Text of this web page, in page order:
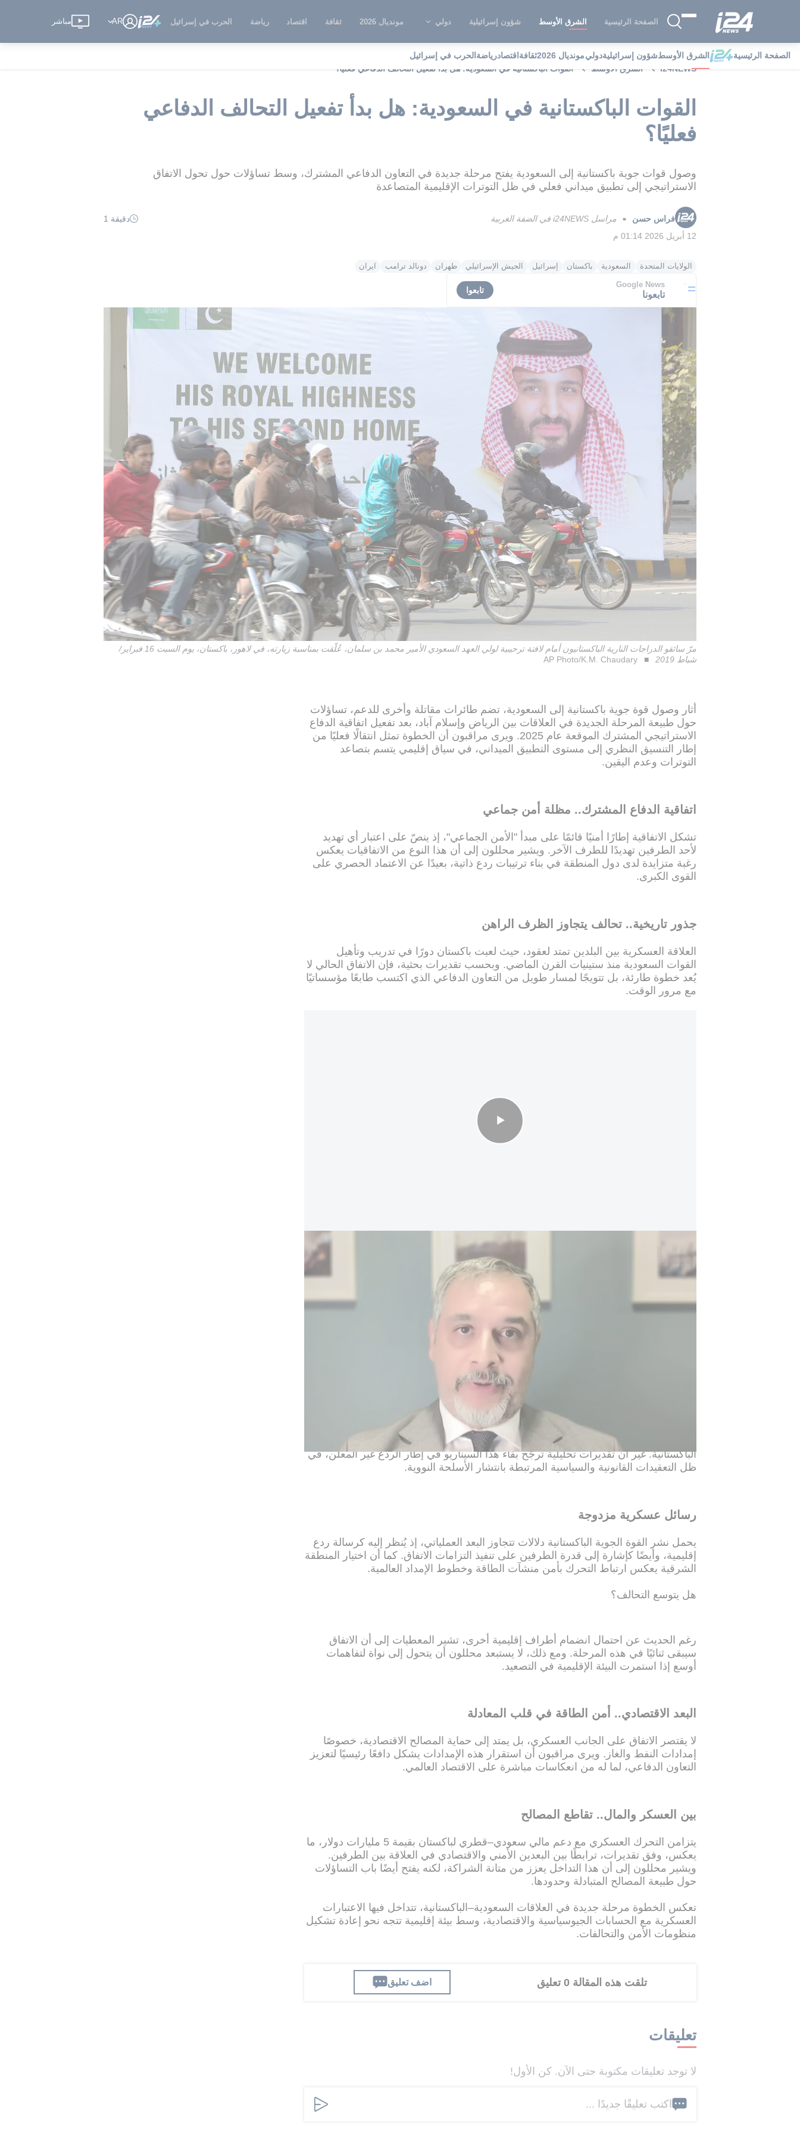
الصفحة الرئيسية الشرق الأوسط شؤون إسرائيلية دولي مونديال 2026 ثقافة اقتصاد رياضة الحرب في إسرائيل AR مباشر
الصفحة الرئيسية الشرق الأوسطشؤون إسرائيليةدوليمونديال 2026 ثقافة اقتصادرياضة الحرب في إسرائيل
i24NEWS
الشرق الأوسط القوات الباكستانية في السعودية: هل بدأ تفعيل التحالف الدفاعي فعليًا؟
القوات الباكستانية في السعودية: هل بدأ تفعيل التحالف الدفاعي
فعليًا؟
وصول قوات جوية باكستانية إلى السعودية يفتح مرحلة جديدة في التعاون الدفاعي المشترك، وسط تساؤلات حول تحول الاتفاق
الاستراتيجي إلى تطبيق ميداني فعلي في ظل التوترات الإقليمية المتصاعدة
فراس حسن ■ مراسل i24NEWS في الضفة الغربية
دقيقة 1
12 أبريل 2026 01:14 م
الولايات المتحدة السعودية باكستان إسرائيل الجيش الإسرائيلي طهران دونالد ترامب ايران
Google News
تابعونا تابعوا
مرّ سائقو الدراجات النارية الباكستانيون أمام لافتة ترحيبية لولي العهد السعودي الأمير محمد بن سلمان، عُلّقت بمناسبة زيارته، في لاهور، باكستان، يوم السبت 16 فبراير/
شباط 2019
AP Photo/K.M. Chaudary
أثار وصول قوة جوية باكستانية إلى السعودية، تضم طائرات مقاتلة وأخرى للدعم، تساؤلات
حول طبيعة المرحلة الجديدة في العلاقات بين الرياض وإسلام آباد، بعد تفعيل اتفاقية الدفاع
الاستراتيجي المشترك الموقعة عام 2025. ويرى مراقبون أن الخطوة تمثل انتقالًا فعليًا من
إطار التنسيق النظري إلى مستوى التطبيق الميداني، في سياق إقليمي يتسم بتصاعد
التوترات وعدم اليقين.
اتفاقية الدفاع المشترك.. مظلة أمن جماعي
تشكل الاتفاقية إطارًا أمنيًا قائمًا على مبدأ "الأمن الجماعي"، إذ ينصّ على اعتبار أي تهديد
لأحد الطرفين تهديدًا للطرف الآخر. ويشير محللون إلى أن هذا النوع من الاتفاقيات يعكس
رغبة متزايدة لدى دول المنطقة في بناء ترتيبات ردع ذاتية، بعيدًا عن الاعتماد الحصري على
القوى الكبرى.
جذور تاريخية.. تحالف يتجاوز الظرف الراهن
العلاقة العسكرية بين البلدين تمتد لعقود، حيث لعبت باكستان دورًا في تدريب وتأهيل
القوات السعودية منذ ستينيات القرن الماضي. وبحسب تقديرات بحثية، فإن الاتفاق الحالي لا
يُعد خطوة طارئة، بل تتويجًا لمسار طويل من التعاون الدفاعي الذي اكتسب طابعًا مؤسساتيًا
مع مرور الوقت.
محلل بحريني :"هرمز منطقة دولية لا يمكن فرض رسوم على المارين من هناك ..ودول الخليج المتضرر الأكبر
وتحملت الخسارة لتجنب الدخول الى حرب مفتوحة واختارت السلم .."
لماذا الآن؟ تحولات إقليمية وضغوط استراتيجية
يأتي تفعيل الاتفاقية في لحظة إقليمية حساسة، في ظل تصاعد المواجهات العسكرية في
المنطقة وتراجع الثقة بالضمانات الأمنية التقليدية. ويرى مراقبون أن دول الخليج باتت تسعى
إلى تنويع شراكاتها الدفاعية، بما يحدّ من اعتمادها على المظلة الأمريكية وحدها.
أثار التقارب العسكري تساؤلات حول إمكانية استفادة السعودية من القدرات النووية
الباكستانية. غير أن تقديرات تحليلية ترجّح بقاء هذا السيناريو في إطار الردع غير المعلن، في
ظل التعقيدات القانونية والسياسية المرتبطة بانتشار الأسلحة النووية.
رسائل عسكرية مزدوجة
يحمل نشر القوة الجوية الباكستانية دلالات تتجاوز البعد العملياتي، إذ يُنظر إليه كرسالة ردع
إقليمية، وأيضًا كإشارة إلى قدرة الطرفين على تنفيذ التزامات الاتفاق. كما أن اختيار المنطقة
الشرقية يعكس ارتباط التحرك بأمن منشآت الطاقة وخطوط الإمداد العالمية.
هل يتوسع التحالف؟
رغم الحديث عن احتمال انضمام أطراف إقليمية أخرى، تشير المعطيات إلى أن الاتفاق
سيبقى ثنائيًا في هذه المرحلة. ومع ذلك، لا يستبعد محللون أن يتحول إلى نواة لتفاهمات
أوسع إذا استمرت البيئة الإقليمية في التصعيد.
البعد الاقتصادي.. أمن الطاقة في قلب المعادلة
لا يقتصر الاتفاق على الجانب العسكري، بل يمتد إلى حماية المصالح الاقتصادية، خصوصًا
إمدادات النفط والغاز. ويرى مراقبون أن استقرار هذه الإمدادات يشكل دافعًا رئيسيًا لتعزيز
التعاون الدفاعي، لما له من انعكاسات مباشرة على الاقتصاد العالمي.
بين العسكر والمال.. تقاطع المصالح
يتزامن التحرك العسكري مع دعم مالي سعودي–قطري لباكستان بقيمة 5 مليارات دولار، ما
يعكس، وفق تقديرات، ترابطًا بين البعدين الأمني والاقتصادي في العلاقة بين الطرفين.
ويشير محللون إلى أن هذا التداخل يعزز من متانة الشراكة، لكنه يفتح أيضًا باب التساؤلات
حول طبيعة المصالح المتبادلة وحدودها.
تعكس الخطوة مرحلة جديدة في العلاقات السعودية–الباكستانية، تتداخل فيها الاعتبارات
العسكرية مع الحسابات الجيوسياسية والاقتصادية، وسط بيئة إقليمية تتجه نحو إعادة تشكيل
منظومات الأمن والتحالفات.
تلقت هذه المقالة 0 تعليق اضف تعليق
تعليقات
لا توجد تعليقات مكتوبة حتى الآن. كن الأول!
اكتب تعليقًا جديدًا ...